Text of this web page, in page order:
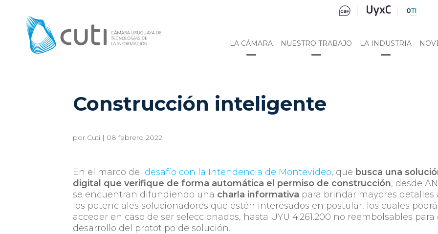
LA CÁMARA NUESTRO TRABAJO LA INDUSTRIA
Construcción inteligente
por Cuti | 08 febrero 2022
En el marco del desafío con la Intendencia de Montevideo, que busca una
digital que verifique de forma automática el permiso de construcción, desde
se encuentran difundiendo una charla informativa para brindar mayores detalles
los potenciales solucionadores que estén interesados en postular, los cuales
acceder en caso de ser seleccionados, hasta UYU 4.261.200 no reembolsables para
desarrollo del prototipo de solución.